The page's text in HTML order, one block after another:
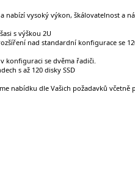
nabízí vysoký výkon, škálovatelnost a
s výškou 2U
nad standardní konfigurace se
konfiguraci se dvěma řadiči.
s až 120 disky SSD
nabídku dle Vašich požadavků